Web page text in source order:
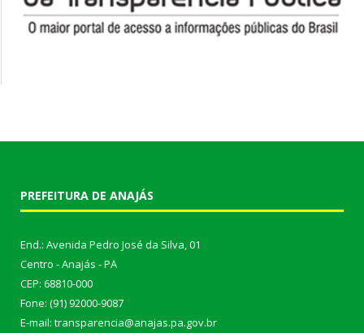
PREFEITURA DE ANAJÁS
End.: Avenida Pedro José da Silva, 01
Centro - Anajás - PA
CEP: 68810-000
Fone: (91) 92000-9087
E-mail: transparencia@anajas.pa.gov.br